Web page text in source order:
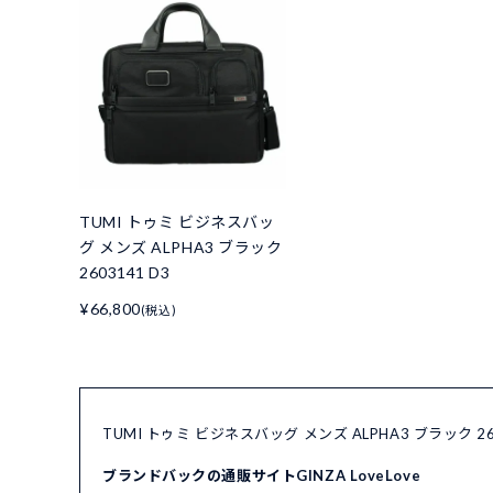
TUMI トゥミ ビジネスバッ
グ メンズ ALPHA3 ブラック
2603141 D3
¥66,800(税込)
TUMI トゥミ ビジネスバッグ メンズ ALPHA3 ブラック
ブランドバックの通販サイトGINZA LoveLove